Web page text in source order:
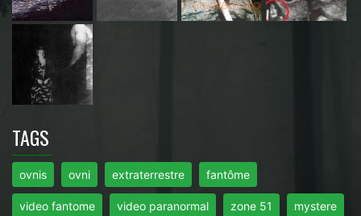
TAGS
ovnis ovni extraterrestre fantôme
video fantome video paranormal zone 51 mystere